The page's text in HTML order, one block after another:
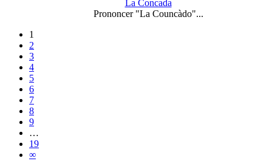
La Concada
Prononcer "La Councàdo"...
1
2
3
4
5
6
7
8
9
…
19
∞